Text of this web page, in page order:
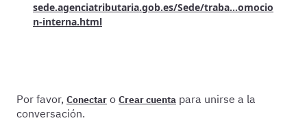
sede.agenciatributaria.gob.es/Sede/traba...omocio
n-interna.html
Por favor, Conectar o Crear cuenta para unirse a la
conversación.